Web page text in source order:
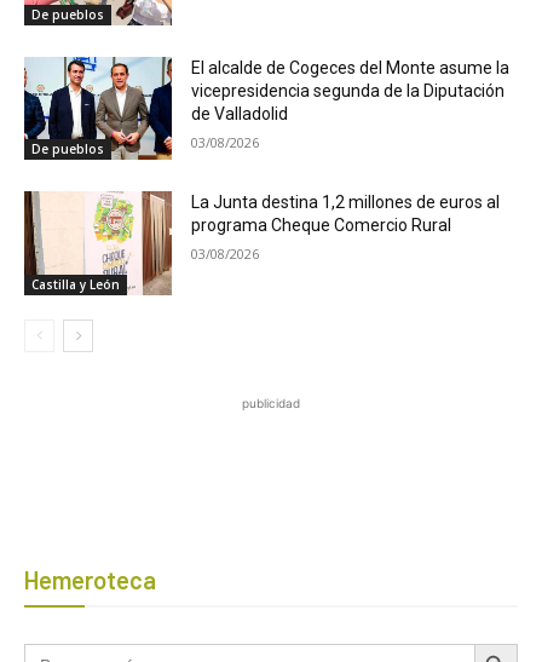
De pueblos
De pueblos
El alcalde de Cogeces del Monte asume la
vicepresidencia segunda de la Diputación
de Valladolid
03/08/2026
Castilla y León
La Junta destina 1,2 millones de euros al
programa Cheque Comercio Rural
03/08/2026
publicidad
Hemeroteca
Buscar: Botón de